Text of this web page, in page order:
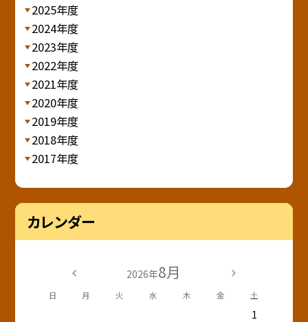
2025年度
2024年度
2023年度
2022年度
2021年度
2020年度
2019年度
2018年度
2017年度
カレンダー
2026年8月
日 月 火 水 木 金 土
1